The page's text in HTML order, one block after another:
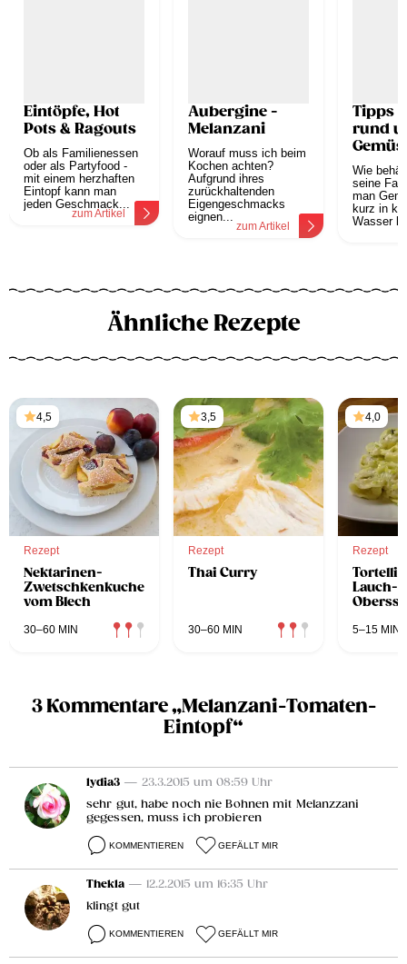
Eintöpfe, Hot
Pots & Ragouts
Ob als Familienessen
oder als Partyfood -
mit einem herzhaften
Eintopf kann man
jeden Geschmack...
zum Artikel
Aubergine -
Melanzani
Worauf muss ich beim
Kochen achten?
Aufgrund ihres
zurückhaltenden
Eigengeschmacks
eignen...
zum Artikel
Tipps
rund
Wie
seine
man
kurz in
Wasser
Ähnliche Rezepte
4,5
Rezept
Nektarinen-
Zwetschkenkuchen
vom Blech
30–60 MIN
3,5
Rezept
Thai Curry
30–60 MIN
4,0
Rezept
Lauch-
5–15 MIN
3 Kommentare „Melanzani-Tomaten-
Eintopf“
lydia3 — 23.3.2015 um 08:59 Uhr
sehr gut, habe noch nie Bohnen mit Melanzzani
gegessen, muss ich probieren
KOMMENTIEREN GEFÄLLT MIR
Thekla — 12.2.2015 um 16:35 Uhr
klingt gut
KOMMENTIEREN GEFÄLLT MIR